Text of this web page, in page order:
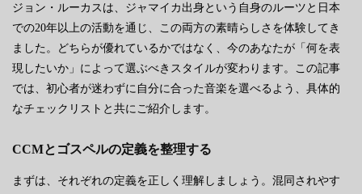
ジョン・ルーカスは、ジャマイカ出身という自身のルーツと日本
での20年以上の活動を通じ、この両方の素晴らしさを体験してき
ました。どちらが優れているかではなく、今のあなたが「何を表
現したいか」によって選ぶべきスタイルが変わります。この記事
では、初心者が迷わずに自分に合った音楽を選べるよう、具体的
なチェックリストと共にご紹介します。
CCMとゴスペルの定義を整理する
まずは、それぞれの定義を正しく理解しましょう。混同されやす